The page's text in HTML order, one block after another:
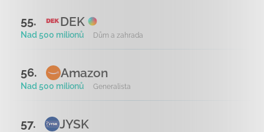
55. DEK
Nad 500 milionů Dům a zahrada
56. Amazon
Nad 500 milionů Generalista
57. JYSK